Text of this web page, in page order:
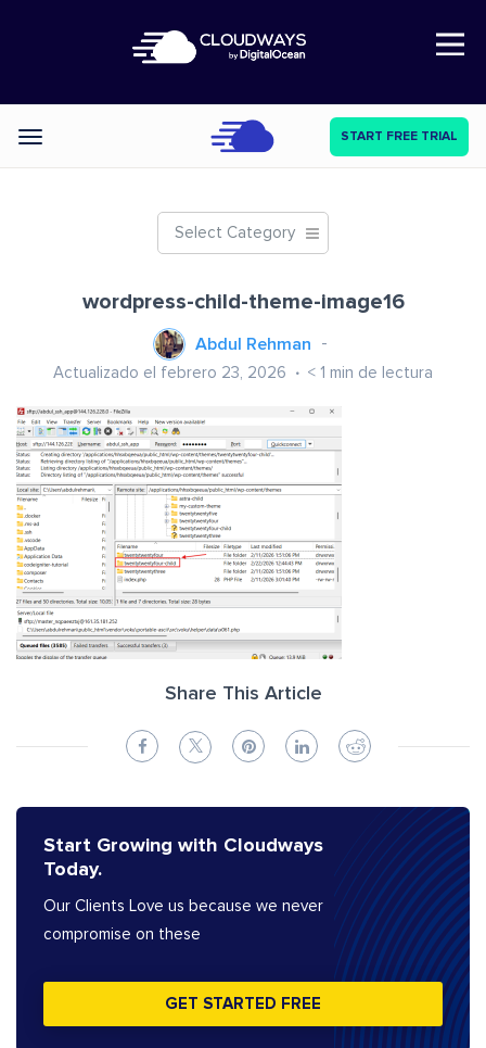
Open Nav
Categories START FREE TRIAL
Select Category
wordpress-child-theme-image16
Abdul Rehman
Actualizado el febrero 23, 2026 < 1 min de lectura
Share This Article
Start Growing with Cloudways
Today.
Our Clients Love us because we never
compromise on these
GET STARTED FREE